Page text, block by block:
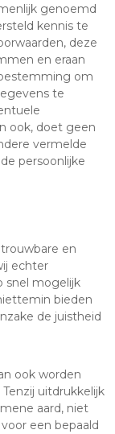
genoemd
kennis te
deze
en eraan
om
te
ook, doet geen
vermelde
persoonlijke
en
echter
snel mogelijk
bieden
de juistheid
ook worden
uitdrukkelijk
aard, niet
een bepaald